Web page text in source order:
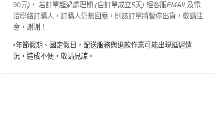
90元) ， 若訂單超過處理期 (自訂單成立5天) 經客服EMAIL 及電
洽聯絡訂購人，訂購人仍無回應，則該訂單將暫停出貨，敬請注
意，謝謝！
•年節假期、國定假日，配送服務與退款作業可能出現延遲情
況，造成不便，敬請見諒。